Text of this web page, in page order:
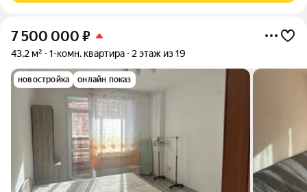
7 500 000 ₽
43,2 м² 1-комн. квартира 2 этаж из 19
новостройка онлайн показ